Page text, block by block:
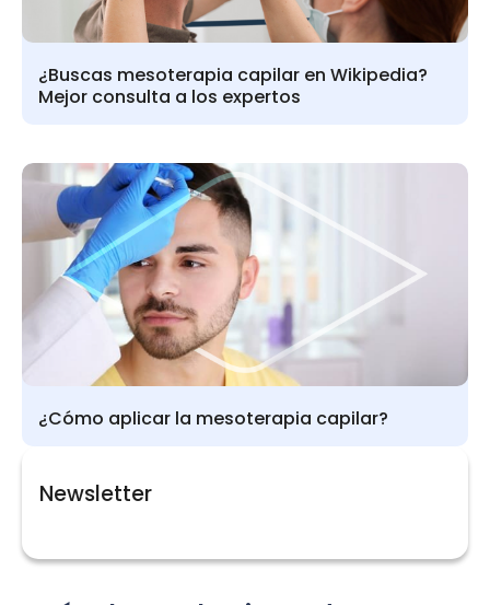
¿Buscas mesoterapia capilar en Wikipedia?
Mejor consulta a los expertos
¿Cómo aplicar la mesoterapia capilar?
Newsletter